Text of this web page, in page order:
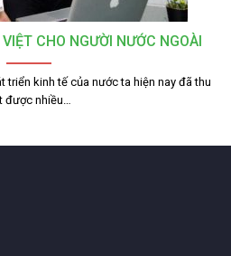
CHO NGƯỜI NƯỚC NGOÀI
triển kinh tế của nước ta hiện nay đã thu
được nhiều…